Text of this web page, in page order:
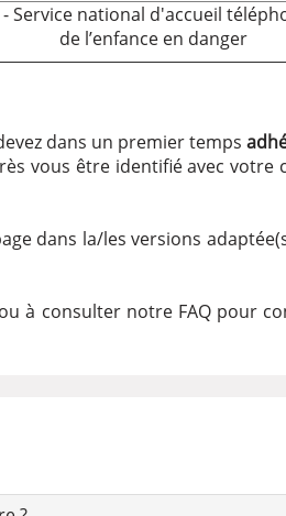
- Service national d'accueil
de l’enfance en danger
dans un premier temps
vous être identifié avec votre
dans la/les versions
à consulter notre FAQ pour